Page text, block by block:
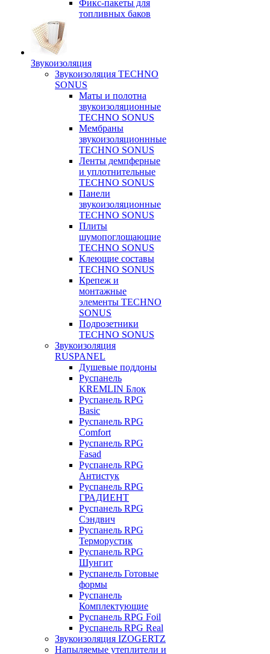
Фикс-пакеты для
топливных баков
Звукоизоляция
Звукоизоляция TECHNO
SONUS
Маты и полотна
звукоизоляционные
TECHNO SONUS
Мембраны
звукоизоляционнные
TECHNO SONUS
Ленты демпферные
и уплотнительные
TECHNO SONUS
Панели
звукоизоляционные
TECHNO SONUS
Плиты
шумопоглощающие
TECHNO SONUS
Клеющие составы
TECHNO SONUS
Крепеж и
монтажные
элементы TECHNO
SONUS
Подрозетники
TECHNO SONUS
Звукоизоляция
RUSPANEL
Душевые поддоны
Руспанель
KREMLIN Блок
Руспанель RPG
Basic
Руспанель RPG
Comfort
Руспанель RPG
Fasad
Руспанель RPG
Антистук
Руспанель RPG
ГРАДИЕНТ
Руспанель RPG
Сэндвич
Руспанель RPG
Терморустик
Руспанель RPG
Шунгит
Руспанель Готовые
формы
Руспанель
Комплектующие
Руспанель RPG Foil
Руспанель RPG Real
Звукоизоляция IZOGERTZ
Напыляемые утеплители и